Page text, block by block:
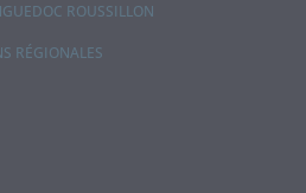
ROUSSILLON
RÉGIONALES